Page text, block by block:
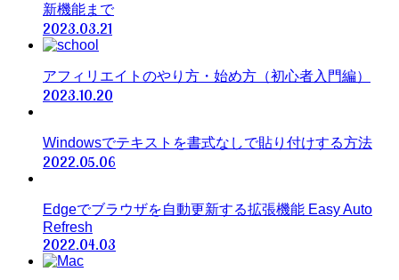
新機能まで
2023.03.21
アフィリエイトのやり方・始め方（初心者入門編）
2023.10.20
Windowsでテキストを書式なしで貼り付けする方法
2022.05.06
Edgeでブラウザを自動更新する拡張機能 Easy Auto
Refresh
2022.04.03